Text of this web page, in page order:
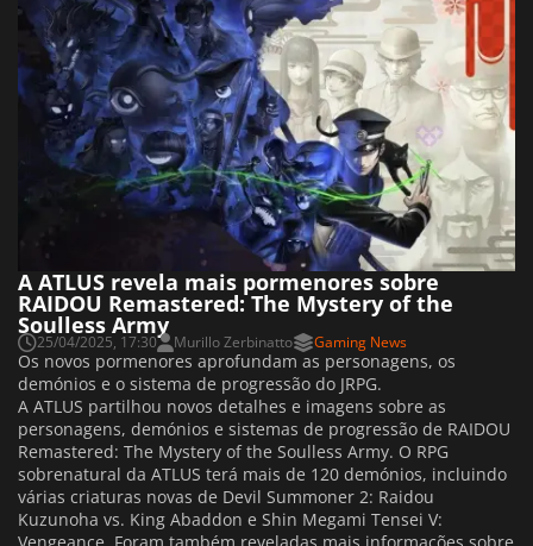
A ATLUS revela mais pormenores sobre
RAIDOU Remastered: The Mystery of the
Soulless Army
25/04/2025, 17:30 Murillo Zerbinatto Gaming News
Os novos pormenores aprofundam as personagens, os
demónios e o sistema de progressão do JRPG.
A ATLUS partilhou novos detalhes e imagens sobre as
personagens, demónios e sistemas de progressão de RAIDOU
Remastered: The Mystery of the Soulless Army. O RPG
sobrenatural da ATLUS terá mais de 120 demónios, incluindo
várias criaturas novas de Devil Summoner 2: Raidou
Kuzunoha vs. King Abaddon e Shin Megami Tensei V: